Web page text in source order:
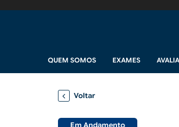
Navegação
QUEM SOMOS EXAMES
Voltar
Em Andamento